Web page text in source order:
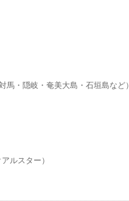
・隠岐・奄美大島・石垣島など）
ルスター）